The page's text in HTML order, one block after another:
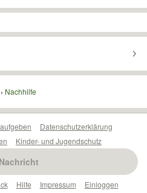
Nachhilfe
Nachricht
Datenschutzerklärung
Kinder- und Jugendschutz
Hilfe Impressum Einloggen